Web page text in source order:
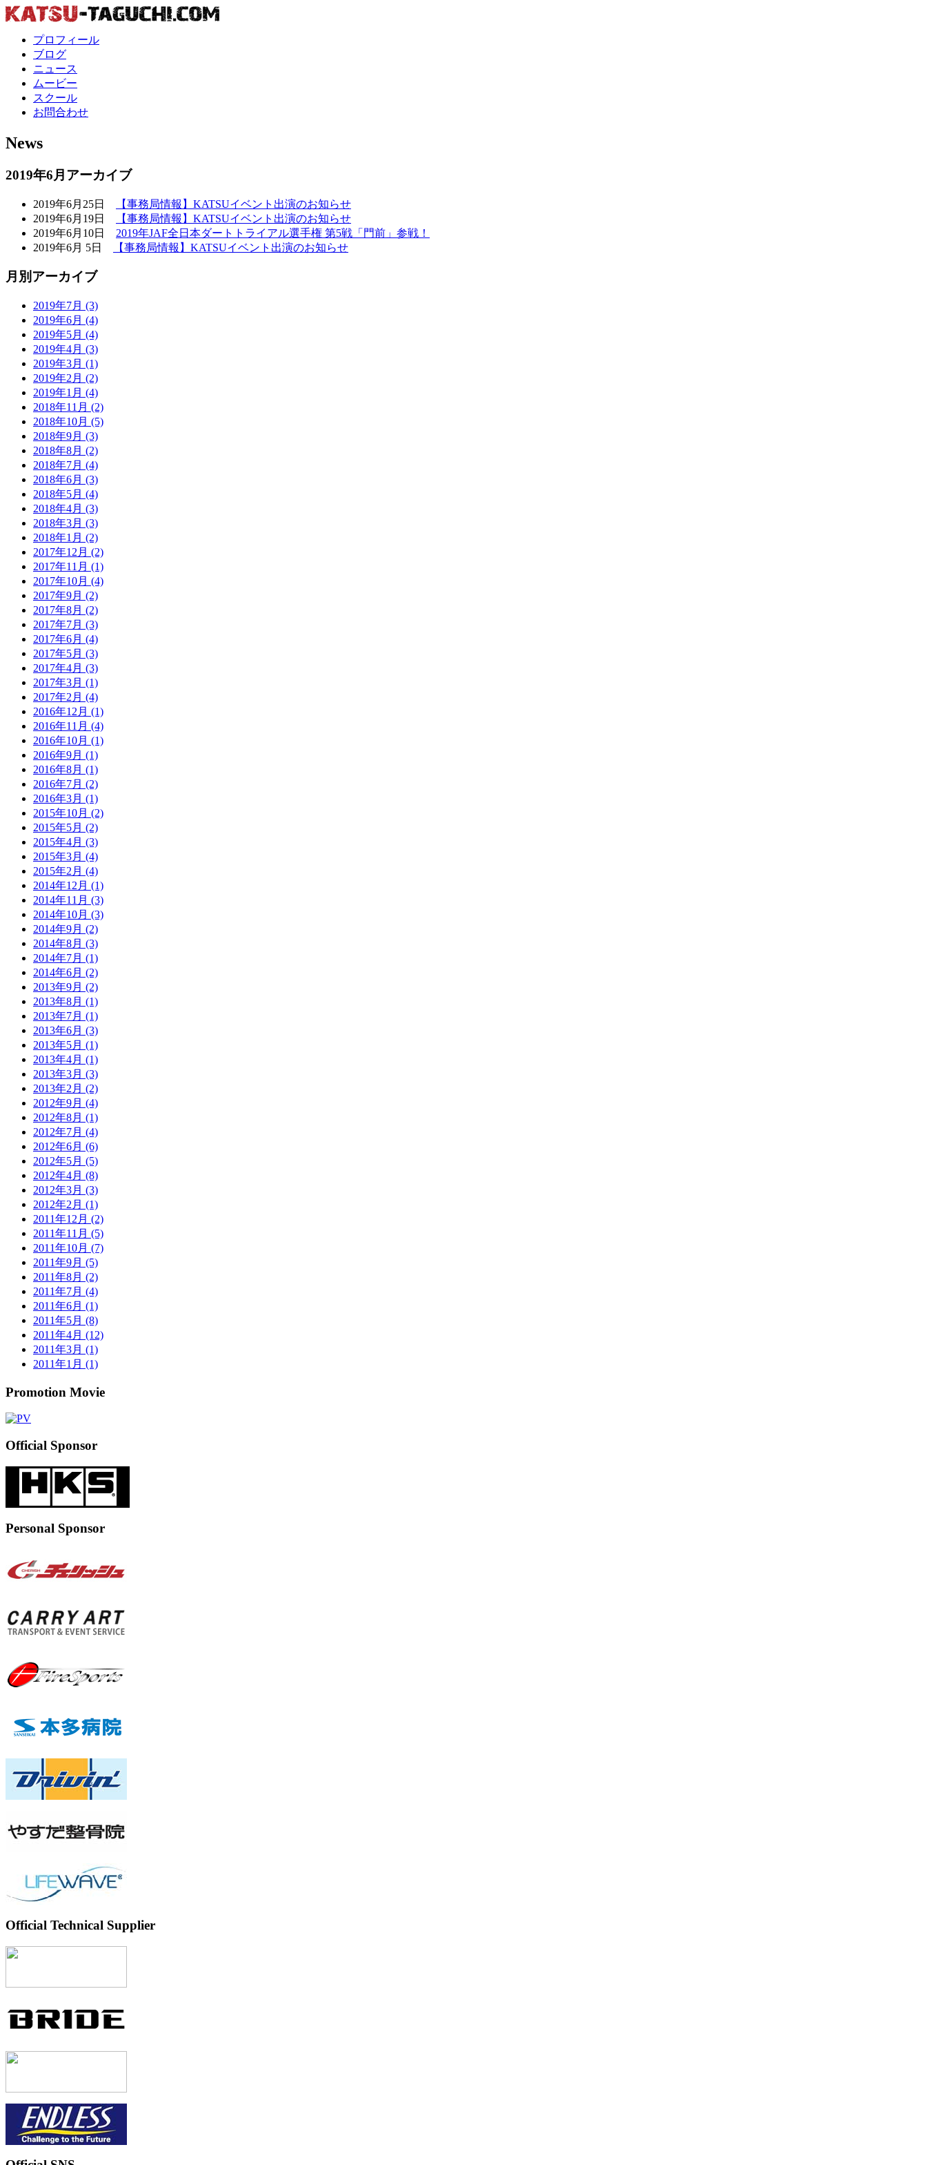
プロフィール
ブログ
ニュース
ムービー
スクール
お問合わせ
News
2019年6月アーカイブ
2019年6月25日
【事務局情報】KATSUイベント出演のお知らせ
2019年6月19日
【事務局情報】KATSUイベント出演のお知らせ
2019年6月10日 2019年JAF全日本ダートトライアル選手権 第5戦「門前」参戦！
2019年6月 5日
【事務局情報】KATSUイベント出演のお知らせ
月別アーカイブ
2019年7月 (3)
2019年6月 (4)
2019年5月 (4)
2019年4月 (3)
2019年3月 (1)
2019年2月 (2)
2019年1月 (4)
2018年11月 (2)
2018年10月 (5)
2018年9月 (3)
2018年8月 (2)
2018年7月 (4)
2018年6月 (3)
2018年5月 (4)
2018年4月 (3)
2018年3月 (3)
2018年1月 (2)
2017年12月 (2)
2017年11月 (1)
2017年10月 (4)
2017年9月 (2)
2017年8月 (2)
2017年7月 (3)
2017年6月 (4)
2017年5月 (3)
2017年4月 (3)
2017年3月 (1)
2017年2月 (4)
2016年12月 (1)
2016年11月 (4)
2016年10月 (1)
2016年9月 (1)
2016年8月 (1)
2016年7月 (2)
2016年3月 (1)
2015年10月 (2)
2015年5月 (2)
2015年4月 (3)
2015年3月 (4)
2015年2月 (4)
2014年12月 (1)
2014年11月 (3)
2014年10月 (3)
2014年9月 (2)
2014年8月 (3)
2014年7月 (1)
2014年6月 (2)
2013年9月 (2)
2013年8月 (1)
2013年7月 (1)
2013年6月 (3)
2013年5月 (1)
2013年4月 (1)
2013年3月 (3)
2013年2月 (2)
2012年9月 (4)
2012年8月 (1)
2012年7月 (4)
2012年6月 (6)
2012年5月 (5)
2012年4月 (8)
2012年3月 (3)
2012年2月 (1)
2011年12月 (2)
2011年11月 (5)
2011年10月 (7)
2011年9月 (5)
2011年8月 (2)
2011年7月 (4)
2011年6月 (1)
2011年5月 (8)
2011年4月 (12)
2011年3月 (1)
2011年1月 (1)
Promotion Movie
Official Sponsor
Personal Sponsor
Official Technical Supplier